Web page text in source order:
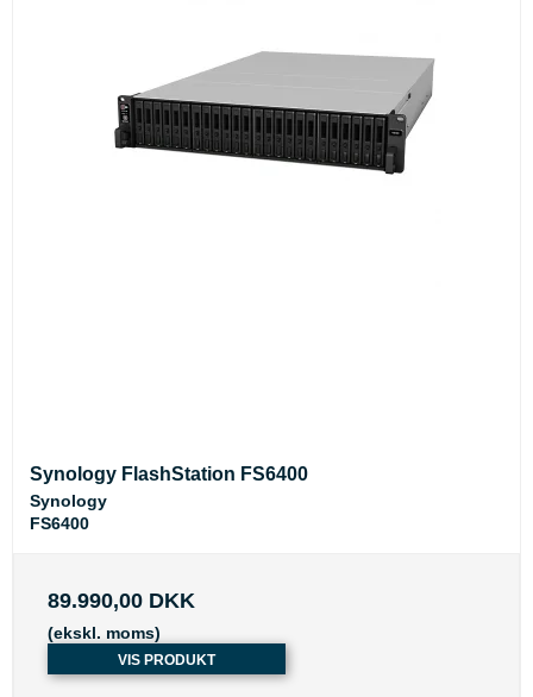
Synology FlashStation FS6400
Synology
FS6400
89.990,00 DKK
(ekskl. moms)
VIS PRODUKT